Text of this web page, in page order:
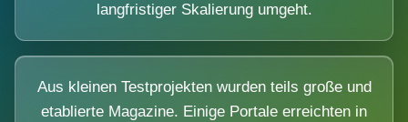
langfristiger Skalierung umgeht.
Aus kleinen Testprojekten wurden teils große und
etablierte Magazine. Einige Portale erreichten in